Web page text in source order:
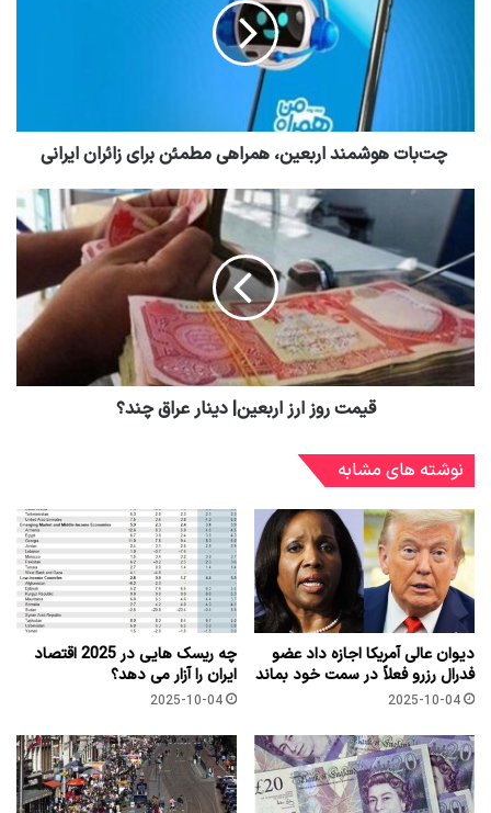
چت‌بات هوشمند اربعین، همراهی مطمئن برای زائران ایرانی
قیمت روز ارز اربعین| دینار عراق چند؟
نوشته های مشابه
دیوان عالی آمریکا اجازه داد عضو
فدرال رزرو فعلاً در سمت خود بماند
2025-10-04
چه ریسک هایی در 2025 اقتصاد
ایران را آزار می دهد؟
2025-10-04